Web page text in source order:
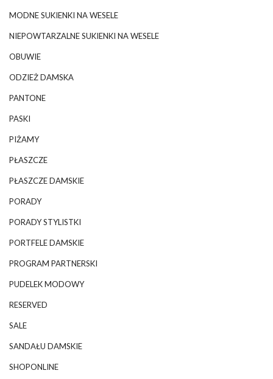
MODNE SUKIENKI NA WESELE
NIEPOWTARZALNE SUKIENKI NA WESELE
OBUWIE
ODZIEŻ DAMSKA
PANTONE
PASKI
PIŻAMY
PŁASZCZE
PŁASZCZE DAMSKIE
PORADY
PORADY STYLISTKI
PORTFELE DAMSKIE
PROGRAM PARTNERSKI
PUDELEK MODOWY
RESERVED
SALE
SANDAŁU DAMSKIE
SHOPONLINE